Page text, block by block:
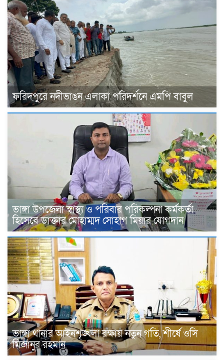
ফরিদপুরে নদীভাঙন এলাকা পরিদর্শনে এমপি বাবুল
ভাঙ্গা উপজেলা স্বাস্থ্য ও পরিবার পরিকল্পনা কর্মকর্তা
হিসেবে ডাক্তার মোহাম্মদ সোহাগ মিয়ার যোগদান
ভাঙ্গা থানার আইনশৃঙ্খলা রক্ষায় নতুন গতি, শীর্ষে ওসি
মিজানুর রহমান